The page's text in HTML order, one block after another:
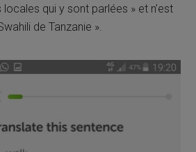
qui y sont parlées » et n’est
de Tanzanie ».